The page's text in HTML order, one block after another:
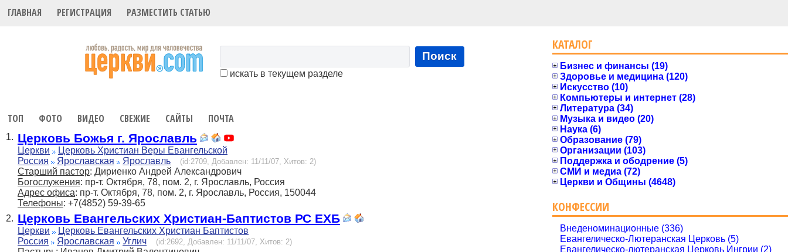
ГЛАВНАЯ РЕГИСТРАЦИЯ РАЗМЕСТИТЬ СТАТЬЮ
Поиск
искать в текущем разделе
ТОП ФОТО ВИДЕО СВЕЖИЕ САЙТЫ ПОЧТА
1. Церковь Божья г. Ярославль
Церкви
Церковь Христиан Веры Евангельской
Россия
Ярославская Ярославль (id:2709, Добавлен: 11/11/07, Хитов: 2)
Старший пастор: Дириенко Андрей Александрович
Богослужения: пр-т. Октября, 78, пом. 2, г. Ярославль, Россия
Адрес офиса: пр-т. Октября, 78, пом. 2, г. Ярославль, Россия, 150044
Телефоны: +7(4852) 59-39-65
2. Церковь Евангельских Христиан-Баптистов РС ЕХБ
Церкви
Церковь Евангельских Христиан Баптистов
Россия
Ярославская Углич (id:2692, Добавлен: 11/11/07, Хитов: 2)
КАТАЛОГ
Бизнес и финансы (19)
Здоровье и медицина (120)
Искусство (10)
Компьютеры и интернет (28)
Литература (34)
Музыка и видео (20)
Наука (6)
Образование (79)
Организации (103)
Поддержка и ободрение (5)
СМИ и медиа (72)
Церкви и Общины (4648)
КОНФЕССИИ
Внеденоминационные (336)
Евангелическо-Лютеранская Церковь (5)
Евангелическо-лютеранская Церковь Ингрии (2)